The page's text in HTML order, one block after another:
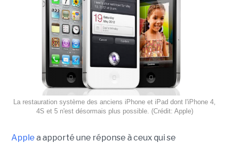
La restauration système des anciens iPhone et iPad dont l'iPhone 4,
4S et 5 n'est désormais plus possible. (Crédit: Apple)
Apple a apporté une réponse à ceux qui se